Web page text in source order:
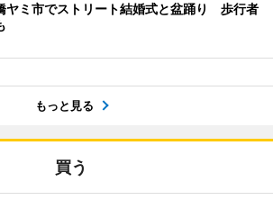
ヤミ市でストリート結婚式と盆踊り 歩行者
もっと見る
買う